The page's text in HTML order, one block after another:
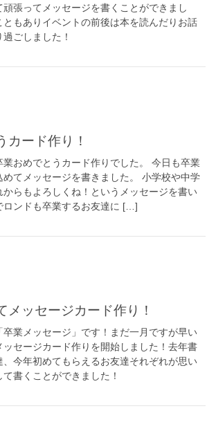
張ってメッセージを書くことができまし
ともありイベントの前後は本を読んだりお話
ごしました！
カード作り！
おめでとうカード作りでした。 今日も卒業
てメッセージを書きました。 小学校や中学
らもよろしくね！というメッセージを書い
ロンドも卒業するお友達に […]
メッセージカード作り！
業メッセージ」です！まだ一月ですが早い
ッセージカード作りを開始しました！去年書
、今年初めてもらえるお友達それぞれが思い
書くことができました！